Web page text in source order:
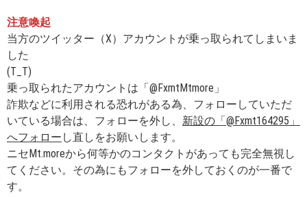
注意喚起
当方のツイッター（X）アカウントが乗っ取られてしまいま
した
(T_T)
乗っ取られたアカウントは「@FxmtMtmore」
詐欺などに利用される恐れがある為、フォローしていただ
いている場合は、フォローを外し、 新設の「@Fxmt164295」
へフォロー し直しをお願いします。
ニセMt.moreから何等かのコンタクトがあっても完全無視し
てください。その為にもフォローを外しておくのが一番で
す。